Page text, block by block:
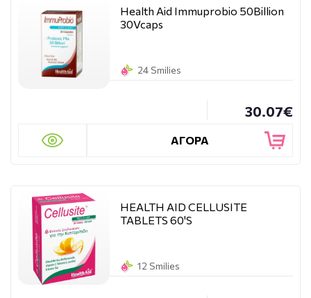
Health Aid Immuprobio 50Billion
30Vcaps
24 Smilies
30.07€
ΑΓΟΡΑ
HEALTH AID CELLUSITE
TABLETS 60'S
12 Smilies